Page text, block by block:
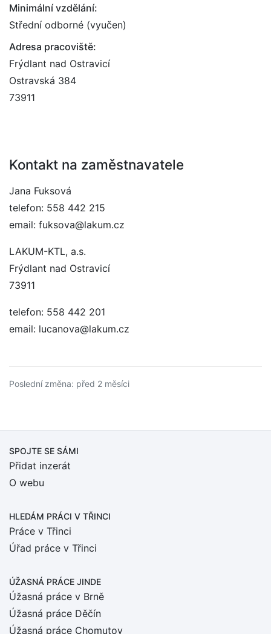
Minimální vzdělání:
Střední odborné (vyučen)
Adresa pracoviště:
Frýdlant nad Ostravicí
Ostravská 384
73911
Kontakt na zaměstnavatele
Jana Fuksová
telefon: 558 442 215
email: fuksova@lakum.cz
LAKUM-KTL, a.s.
Frýdlant nad Ostravicí
73911
telefon: 558 442 201
email: lucanova@lakum.cz
Poslední změna: před 2 měsíci
SPOJTE SE SÁMI
Přidat inzerát
O webu
HLEDÁM PRÁCI V TŘINCI
Práce v Třinci
Úřad práce v Třinci
ÚŽASNÁ PRÁCE JINDE
Úžasná práce v Brně
Úžasná práce Děčín
Úžasná práce Chomutov